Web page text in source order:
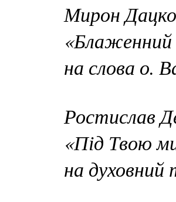
Мирон Дацко
на слова о.
Ростислав
«Під Твою
на духовний